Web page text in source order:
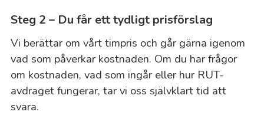
Steg 2 – Du får ett tydligt prisförslag
Vi berättar om vårt timpris och går gärna igenom
vad som påverkar kostnaden. Om du har frågor
om kostnaden, vad som ingår eller hur RUT-
avdraget fungerar, tar vi oss självklart tid att
svara.